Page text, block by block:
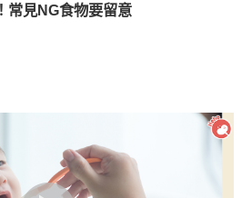
常見NG食物要留意